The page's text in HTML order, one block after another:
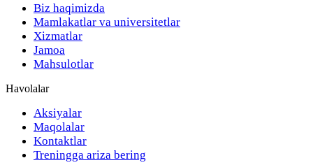
Biz haqimizda
Mamlakatlar va universitetlar
Xizmatlar
Jamoa
Mahsulotlar
Havolalar
Aksiyalar
Maqolalar
Kontaktlar
Treningga ariza bering